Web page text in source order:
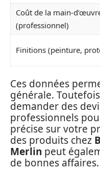
Coût de la main-
(professionnel)
Finitions (peinture,
Ces données
générale.
demander des
professionnels
précise sur votre
des produits chez
Merlin peut
de bonnes affaires.